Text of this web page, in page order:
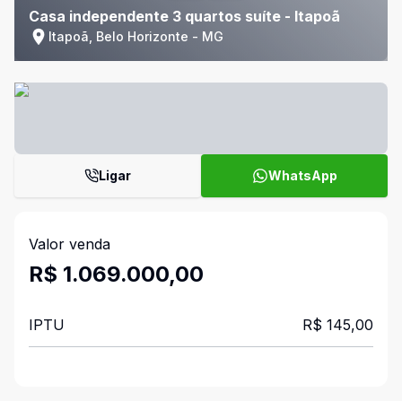
Casa independente 3 quartos suíte - Itapoã
Itapoã, Belo Horizonte - MG
Ligar WhatsApp
Valor venda
R$ 1.069.000,00
IPTU R$ 145,00